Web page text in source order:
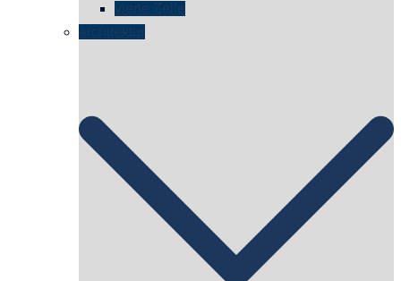
vierte Zelle
architektur